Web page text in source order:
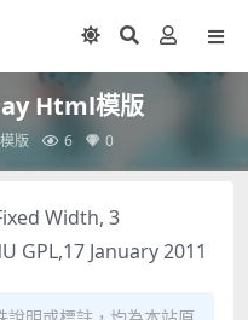
Html模版
版 6 0
Width, 3
GPL,17 January 2011